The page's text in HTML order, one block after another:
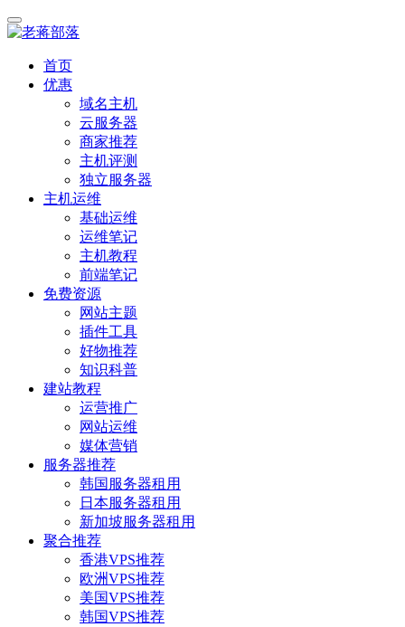
首页
优惠
域名主机
云服务器
商家推荐
主机评测
独立服务器
主机运维
基础运维
运维笔记
主机教程
前端笔记
免费资源
网站主题
插件工具
好物推荐
知识科普
建站教程
运营推广
网站运维
媒体营销
服务器推荐
韩国服务器租用
日本服务器租用
新加坡服务器租用
聚合推荐
香港VPS推荐
欧洲VPS推荐
美国VPS推荐
韩国VPS推荐